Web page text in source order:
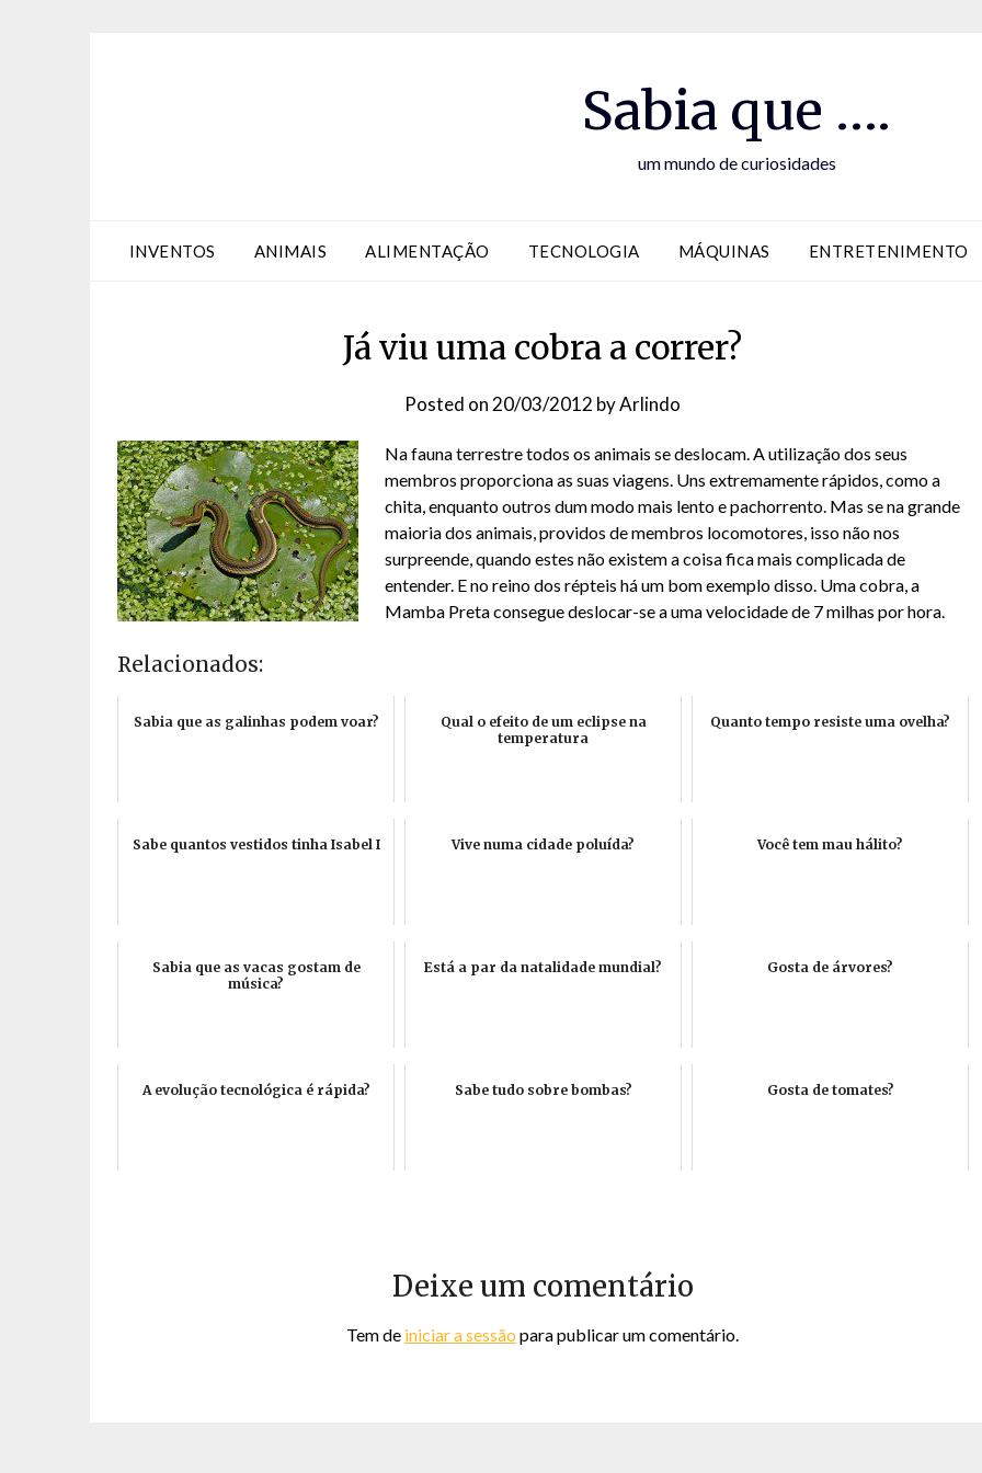
Sabia que ….
um mundo de curiosidades
INVENTOS ANIMAIS ALIMENTAÇÃO TECNOLOGIA MÁQUINAS ENTRETENIMENTO
Já viu uma cobra a correr?
Posted on 20/03/2012 byArlindo
Na fauna terrestre todos os animais se deslocam. A utilização dos seus
membros proporciona as suas viagens. Uns extremamente rápidos, como a
chita, enquanto outros dum modo mais lento e pachorrento. Mas se na grande
maioria dos animais, providos de membros locomotores, isso não nos
surpreende, quando estes não existem a coisa fica mais complicada de
entender. E no reino dos répteis há um bom exemplo disso. Uma cobra, a
Mamba Preta consegue deslocar-se a uma velocidade de 7 milhas por hora.
Relacionados:
Sabia que as galinhas podem voar?
Qual o efeito de um eclipse na
temperatura
Quanto tempo resiste uma ovelha?
Sabe quantos vestidos tinha Isabel I Vive numa cidade poluída? Você tem mau hálito?
Sabia que as vacas gostam de
música?
Está a par da natalidade mundial? Gosta de árvores?
A evolução tecnológica é rápida? Sabe tudo sobre bombas? Gosta de tomates?
Deixe um comentário
Tem de iniciar a sessão para publicar um comentário.